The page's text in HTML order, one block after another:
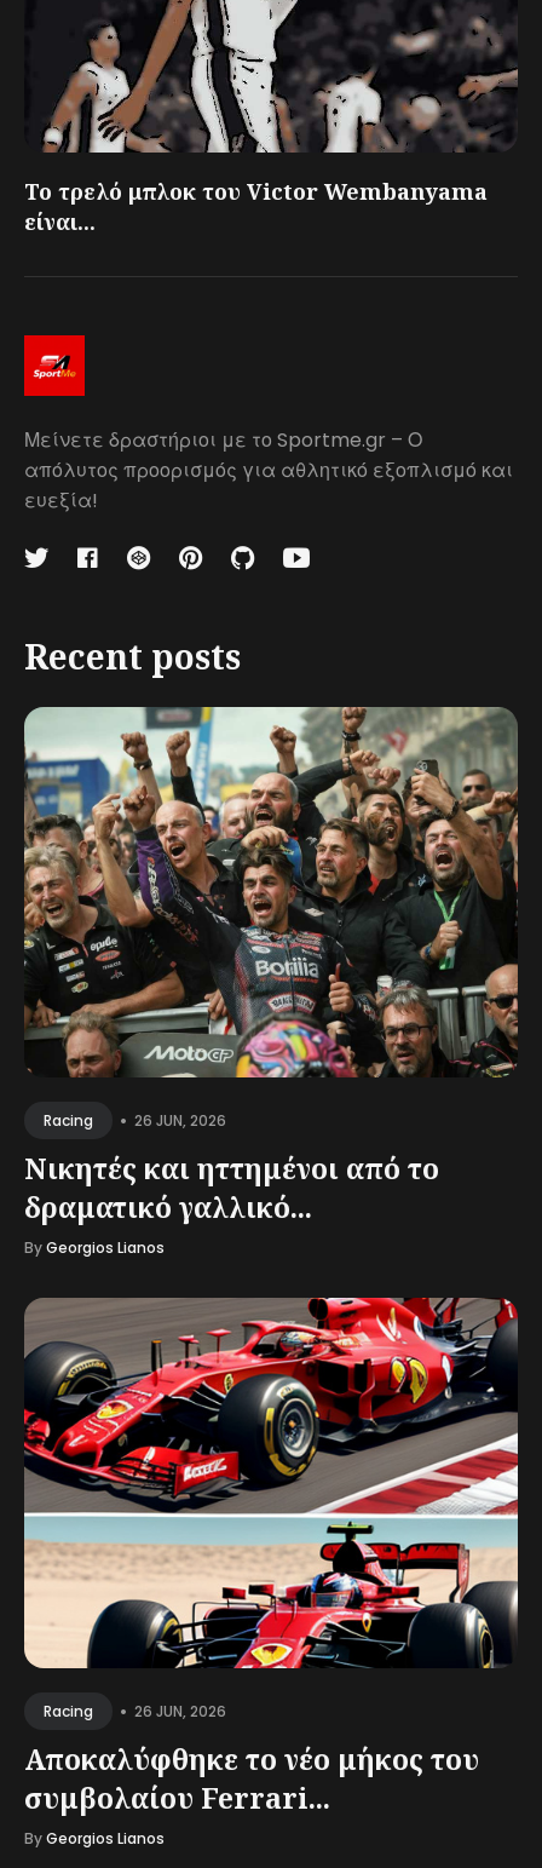
Το τρελό μπλοκ του Victor Wembanyama
είναι...
Μείνετε δραστήριοι με το Sportme.gr – Ο
απόλυτος προορισμός για αθλητικό εξοπλισμό και
ευεξία!
Recent posts
Racing • 26 JUN, 2026
Νικητές και ηττημένοι από το
δραματικό γαλλικό...
ByGeorgios Lianos
Racing • 26 JUN, 2026
Αποκαλύφθηκε το νέο μήκος του
συμβολαίου Ferrari...
ByGeorgios Lianos